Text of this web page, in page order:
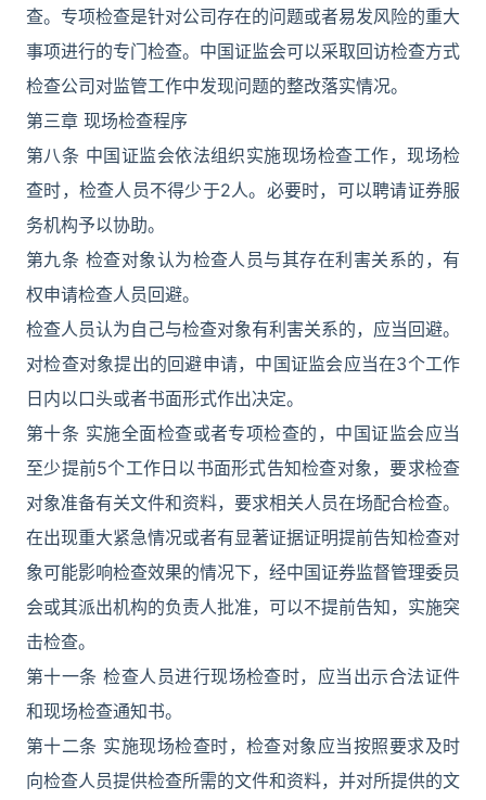
查。专项检查是针对公司存在的问题或者易发风险的重大
事项进行的专门检查。中国证监会可以采取回访检查方式
检查公司对监管工作中发现问题的整改落实情况。
第三章 现场检查程序
第八条 中国证监会依法组织实施现场检查工作，现场检
查时，检查人员不得少于2人。必要时，可以聘请证券服
务机构予以协助。
第九条 检查对象认为检查人员与其存在利害关系的，有
权申请检查人员回避。
检查人员认为自己与检查对象有利害关系的，应当回避。
对检查对象提出的回避申请，中国证监会应当在3个工作
日内以口头或者书面形式作出决定。
第十条 实施全面检查或者专项检查的，中国证监会应当
至少提前5个工作日以书面形式告知检查对象，要求检查
对象准备有关文件和资料，要求相关人员在场配合检查。
在出现重大紧急情况或者有显著证据证明提前告知检查对
象可能影响检查效果的情况下，经中国证券监督管理委员
会或其派出机构的负责人批准，可以不提前告知，实施突
击检查。
第十一条 检查人员进行现场检查时，应当出示合法证件
和现场检查通知书。
第十二条 实施现场检查时，检查对象应当按照要求及时
向检查人员提供检查所需的文件和资料，并对所提供的文